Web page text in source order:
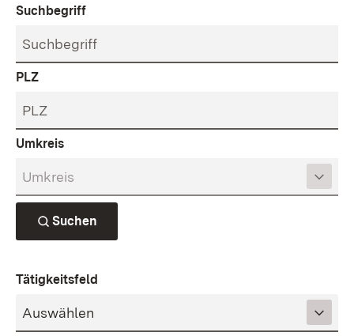
Suchbegriff
PLZ
Umkreis
Suchen
Tätigkeitsfeld